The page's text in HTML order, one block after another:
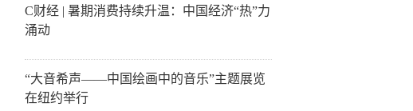
C财经 | 暑期消费持续升温：中国经济“热”力
涌动
“大音希声——中国绘画中的音乐”主题展览
在纽约举行